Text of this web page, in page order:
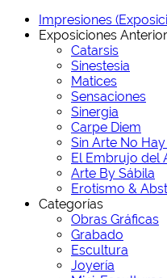
Impresiones
Exposiciones
Catarsis
Sinestesia
Matices
Sensaciones
Sinergia
Carpe Diem
Sin Arte No
El Embrujo del
Arte By Sábila
Erotismo &
Categorías
Obras Gráficas
Grabado
Escultura
Joyería